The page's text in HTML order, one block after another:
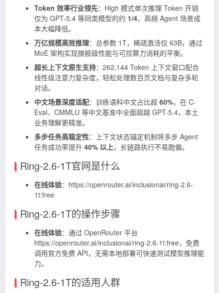
Token 效率行业领先：High 模式单次推理 Token 开销
仅为 GPT-5.4 等同类模型的约 1/4，高频 Agent 场景成
本大幅降低。
万亿规模高效推理：总参数 1T，稀疏激活仅 63B，通过
MoE 架构实现旗舰级性能与可控算力消耗的平衡。
超长上下文原生支持：262,144 Token 上下文窗口配合
线性级注意力复杂度，轻松处理数百页文档与复杂多轮
对话。
中文场景深度适配：训练语料中文占比超 60%，在 C-
Eval、CMMLU 等中文基准中全面超越 GPT-5.4，本土
业务理解更精准。
多步任务高稳定性：上下文状态锚定机制将多步 Agent
任务成功率提升 40% 以上，长链路执行不易跑偏。
Ring-2.6-1T官网是什么
在线体验：https://openrouter.ai/inclusionai/ring-2.6-
1t:free
Ring-2.6-1T的操作步骤
在线体验：通过 OpenRouter 平台
https://openrouter.ai/inclusionai/ring-2.6-1t:free，免费
调用官方免费 API，无需本地部署可快速测试模型推理能
力。
Ring-2.6-1T的适用人群